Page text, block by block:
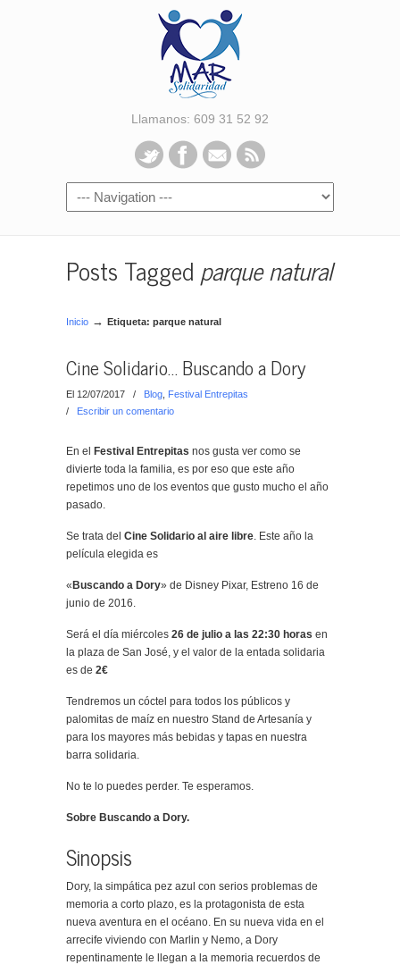
Llamanos: 609 31 52 92
Posts Tagged parque natural
Inicio → Etiqueta: parque natural
Cine Solidario… Buscando a Dory
El 12/07/2017 / Blog Festival Entrepitas
/ Escribir un comentario
En el Festival Entrepitas nos gusta ver como se
divierte toda la familia, es por eso que este año
repetimos uno de los eventos que gusto mucho el año
pasado.
Se trata del Cine Solidario al aire libre. Este año la
película elegida es
« Buscando a Dory» de Disney Pixar, Estreno 16 de
junio de 2016.
Será el día miércoles 26 de julio a las 22:30 horas en
la plaza de San José, y el valor de la entada solidaria
es de 2€
Tendremos un cóctel para todos los públicos y
palomitas de maíz en nuestro Stand de Artesanía y
para los mayores más bebidas y tapas en nuestra
barra solidaria.
No te lo puedes perder. Te esperamos.
Sobre Buscando a Dory.
Sinopsis
Dory, la simpática pez azul con serios problemas de
memoria a corto plazo, es la protagonista de esta
nueva aventura en el océano. En su nueva vida en el
arrecife viviendo con Marlin y Nemo, a Dory
repentinamente le llegan a la memoria recuerdos de